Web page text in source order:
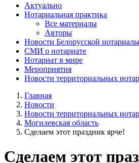
Актуально
Нотариальная практика
Все материалы
Авторы
Новости Белорусской
СМИ о нотариате
Нотариат в мире
Мероприятия
Новости территориальных
Главная
Новости
Новости территориальных
Могилевская область
Сделаем этот праздник ярче!
Сделаем этот